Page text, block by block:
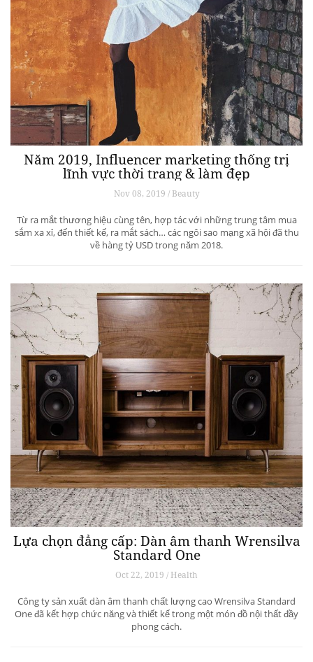
Năm 2019, Influencer marketing thống trị
lĩnh vực thời trang & làm đẹp
Nov 08, 2019 / Beauty
Từ ra mắt thương hiệu cùng tên, hợp tác với những trung tâm mua
sắm xa xỉ, đến thiết kế, ra mắt sách… các ngôi sao mạng xã hội đã thu
về hàng tỷ USD trong năm 2018.
Lựa chọn đẳng cấp: Dàn âm thanh Wrensilva
Standard One
Oct 22, 2019 / Health
Công ty sản xuất dàn âm thanh chất lượng cao Wrensilva Standard
One đã kết hợp chức năng và thiết kế trong một món đồ nội thất đầy
phong cách.